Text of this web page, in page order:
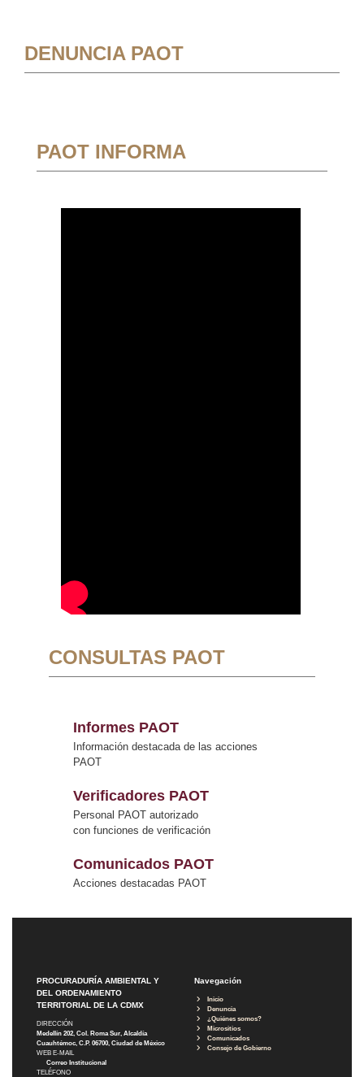
DENUNCIA PAOT
PAOT INFORMA
CONSULTAS PAOT
Informes PAOT
Información destacada de las acciones
PAOT
Verificadores PAOT
Personal PAOT autorizado
con funciones de verificación
Comunicados PAOT
Acciones destacadas PAOT
PROCURADURÍA AMBIENTAL Y
DEL ORDENAMIENTO
TERRITORIAL DE LA CDMX
DIRECCIÓN
Medellín 202, Col. Roma Sur, Alcaldía
Cuauhtémoc, C.P. 06700, Ciudad de México
WEB E-MAIL
Correo Institucional
TELÉFONO
Navegación
Inicio
Denuncia
¿Quiénes somos?
Micrositios
Comunicados
Consejo de Gobierno